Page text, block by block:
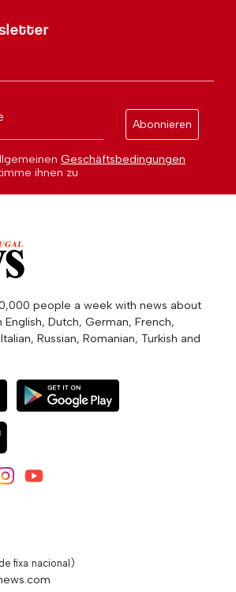
Abonnieren
Geschäftsbedingungen
ihnen zu
people a week with news about
Dutch, German, French,
Russian, Romanian, Turkish and
fixa nacional)